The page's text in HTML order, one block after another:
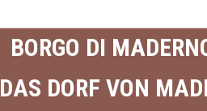
BORGO DI
DAS DORF VON